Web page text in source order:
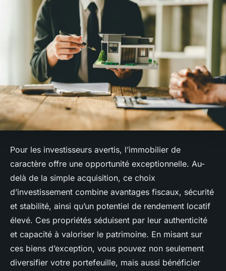
Pour les investisseurs avertis, l’immobilier de
caractère offre une opportunité exceptionnelle. Au-
delà de la simple acquisition, ce choix
d’investissement combine avantages fiscaux, sécurité
et stabilité, ainsi qu’un potentiel de rendement locatif
élevé. Ces propriétés séduisent par leur authenticité
et capacité à valoriser le patrimoine. En misant sur
ces biens d’exception, vous pouvez non seulement
diversifier votre portefeuille, mais aussi bénéficier